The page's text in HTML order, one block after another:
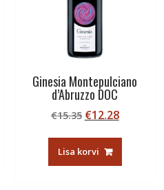
Ginesia Montepulciano
d’Abruzzo DOC
€15.35 Algne
oli:
€15.35.
€12.28Current
Lisa korvi